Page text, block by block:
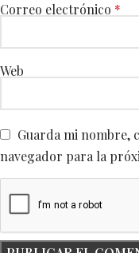
Correo electrónico *
Web
Guarda mi nombre,
navegador para la